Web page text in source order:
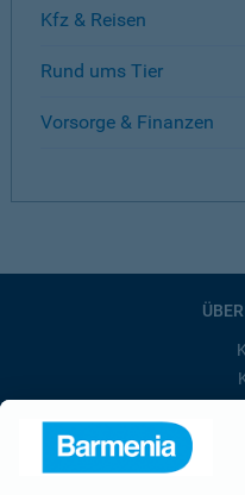
Kfz & Reisen
Rund ums Tier
Vorsorge & Finanzen